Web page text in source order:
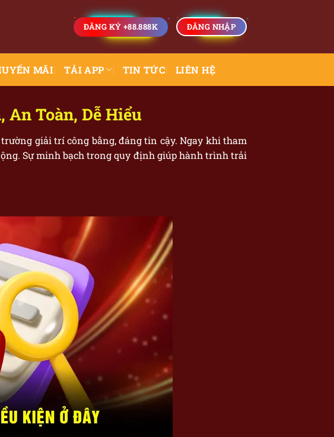
ĐĂNG KÝ +88.888K ĐĂNG NHẬP
MÃI TẢI APP TIN TỨC LIÊN HỆ
Toàn, Dễ Hiểu
giải trí công bằng, đáng tin cậy. Ngay khi tham
Sự minh bạch trong quy định giúp hành trình trải